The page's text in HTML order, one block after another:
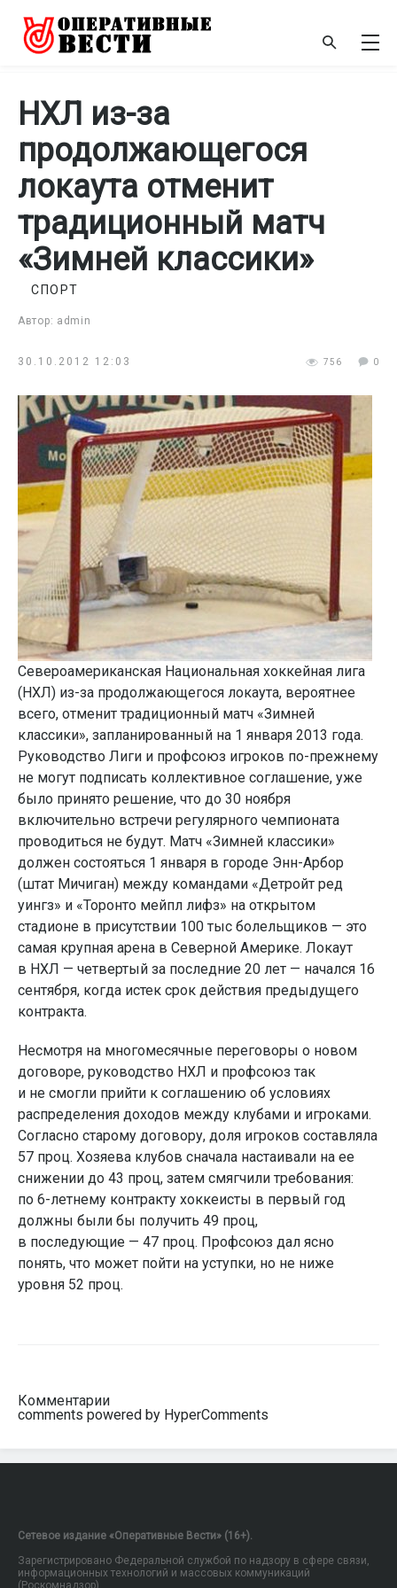
НХЛ из-за
продолжающегося
локаута отменит
традиционный матч
«Зимней классики»
Автор: admin
СПОРТ
30.10.2012 12:03 756 0
Североамериканская Национальная хоккейная лига
(НХЛ) из-за продолжающегося локаута, вероятнее
всего, отменит традиционный матч «Зимней
классики», запланированный на 1 января 2013 года.
Руководство Лиги и профсоюз игроков по-прежнему
не могут подписать коллективное соглашение, уже
было принято решение, что до 30 ноября
включительно встречи регулярного чемпионата
проводиться не будут. Матч «Зимней классики»
должен состояться 1 января в городе Энн-Арбор
(штат Мичиган) между командами «Детройт ред
уингз» и «Торонто мейпл лифз» на открытом
стадионе в присутствии 100 тыс болельщиков — это
самая крупная арена в Северной Америке. Локаут
в НХЛ — четвертый за последние 20 лет — начался 16
сентября, когда истек срок действия предыдущего
контракта.
Несмотря на многомесячные переговоры о новом
договоре, руководство НХЛ и профсоюз так
и не смогли прийти к соглашению об условиях
распределения доходов между клубами и игроками.
Согласно старому договору, доля игроков составляла
57 проц. Хозяева клубов сначала настаивали на ее
снижении до 43 проц, затем смягчили требования:
по 6-летнему контракту хоккеисты в первый год
должны были бы получить 49 проц,
в последующие — 47 проц. Профсоюз дал ясно
понять, что может пойти на уступки, но не ниже
уровня 52 проц.
Комментарии
comments powered by HyperComments
Сетевое издание «Оперативные Вести» (16+).
Зарегистрировано Федеральной службой по надзору в сфере связи,
информационных технологий и массовых коммуникаций
(Роскомнадзор).